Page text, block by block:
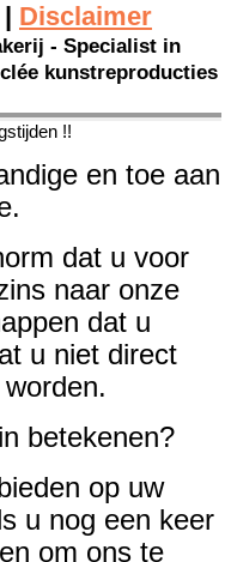
| Disclaimer
- Specialist in
kunstreproducties
!!
en toe aan
dat u voor
naar onze
dat u
u niet direct
betekenen?
op uw
u nog een keer
om ons te